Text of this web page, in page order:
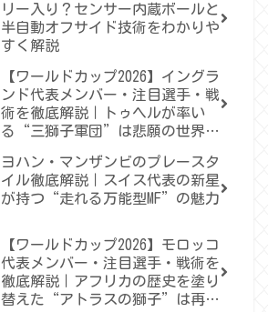
リー入り？センサー内蔵ボールと
半自動オフサイド技術をわかりや
すく解説
【ワールドカップ2026】イングラ
ンド代表メンバー・注目選手・戦
術を徹底解説｜トゥヘルが率い
る“三獅子軍団”は悲願の世界一
ヨハン・マンザンビのプレースタ
イル徹底解説｜スイス代表の新星
が持つ“走れる万能型MF”の魅力
【ワールドカップ2026】モロッコ
代表メンバー・注目選手・戦術を
徹底解説｜アフリカの歴史を塗り
替えた“アトラスの獅子”は再び